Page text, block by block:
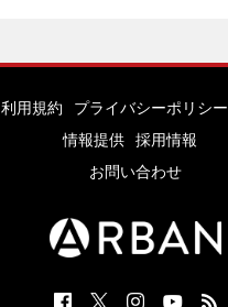
利用規約 プライバシーポリシー
情報提供
採用情報
お問い合わせ